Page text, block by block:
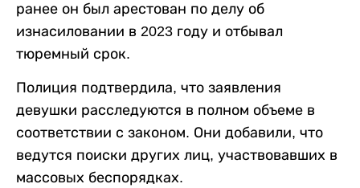
ранее он был арестован по делу об
изнасиловании в 2023 году и отбывал
тюремный срок.
Полиция подтвердила, что заявления
девушки расследуются в полном объеме в
соответствии с законом. Они добавили, что
ведутся поиски других лиц, участвовавших в
массовых беспорядках.